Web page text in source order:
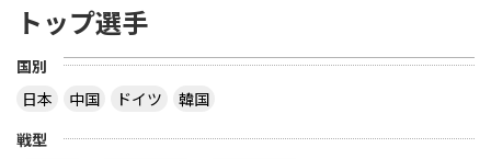
トップ選手
国別
日本
中国 ドイツ
韓国
戦型